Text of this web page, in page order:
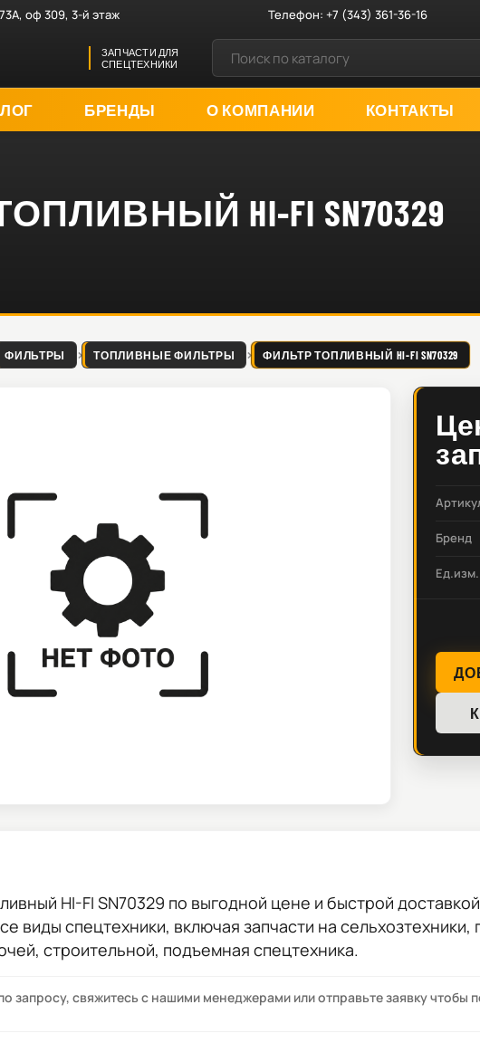
оф 309, 3-й этаж Телефон:+7 (343) 361-36-16
ЗАПЧАСТИ ДЛЯ
СПЕЦТЕХНИКИ
БРЕНДЫ О КОМПАНИИ КОНТАКТЫ
HI-FI SN70329
ФИЛЬТРЫ ТОПЛИВНЫЕ ФИЛЬТРЫ ФИЛЬТР ТОПЛИВНЫЙ HI-FI SN70329
Бренд
Ед.изм.
HI-FI SN70329 по выгодной цене и быстрой
виды спецтехники, включая запчасти на
строительной, подъемная спецтехника.
запросу, свяжитесь с нашими менеджерами или отправьте заявку